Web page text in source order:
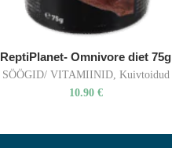
ReptiPlanet- Omnivore diet 75g
SÖÖGID/ VITAMIINID, Kuivtoidud
10.90 €